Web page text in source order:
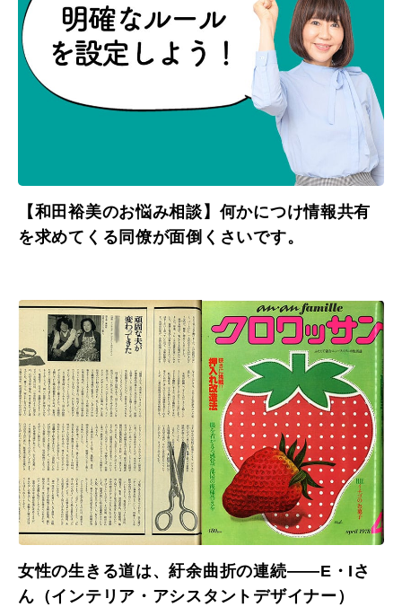
【和田裕美のお悩み相談】何かにつけ情報共有
を求めてくる同僚が面倒くさいです。
女性の生きる道は、紆余曲折の連続――E・Iさ
ん（インテリア・アシスタントデザイナー）